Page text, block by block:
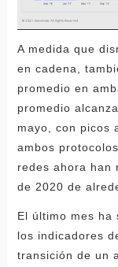
A medida que
en cadena,
promedio en
promedio
mayo, con picos
ambos
redes ahora han
de 2020 de
El último mes ha
los indicadores
transición de un